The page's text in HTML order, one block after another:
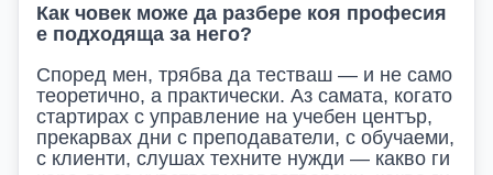
Как човек може да разбере коя професия
е подходяща за него?
Според мен, трябва да тестваш — и не само
теоретично, а практически. Аз самата, когато
стартирах с управление на учебен център,
прекарвах дни с преподаватели, с обучаеми,
с клиенти, слушах техните нужди — какво ги